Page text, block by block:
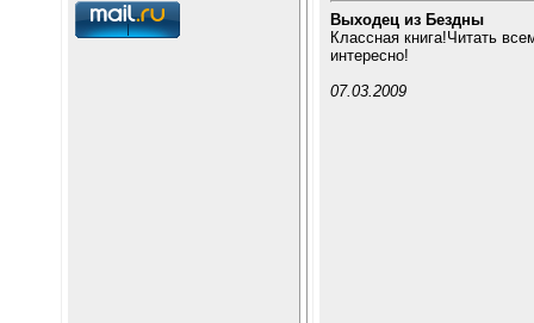
Выходец из Бездны
Классная книга!Читать
интересно!
07.03.2009